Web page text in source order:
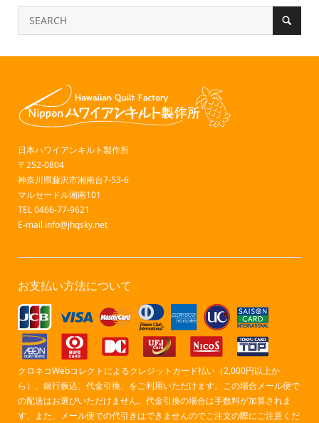
日本ハワイアンキルト製作所
〒252-0804
神奈川県藤沢市湘南台7-53-6
マルセードル湘南101
TEL 0466-77-9621
E-mail info@jhqsky.net
お支払い方法について
クロネコWebコレクトによるクレジットカード払い（2,000円以上か
ら）、銀行振込、代金引換、をご利用いただけます。この場合メール便で
の配送はお選びいただけません。代金引換の場合は手数料が加算されま
す。また、メール便での代引きはできませんのでご注文の際にご注意くだ